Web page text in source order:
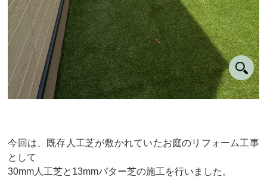
今回は、既存人工芝が敷かれていたお庭のリフォーム工事
として
30mm人工芝と13mmパター芝の施工を行いました。